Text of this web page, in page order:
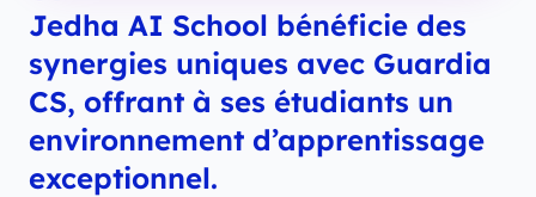
Jedha AI School bénéficie des
synergies uniques avec Guardia
CS, offrant à ses étudiants un
environnement d’apprentissage
exceptionnel.